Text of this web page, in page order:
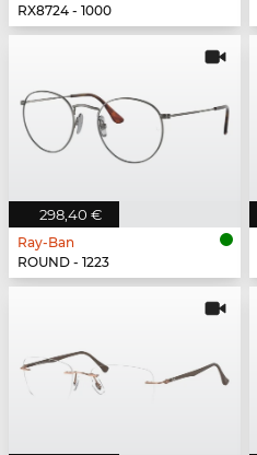
RX8724 - 1000
298,40 €
Ray-Ban
ROUND - 1223